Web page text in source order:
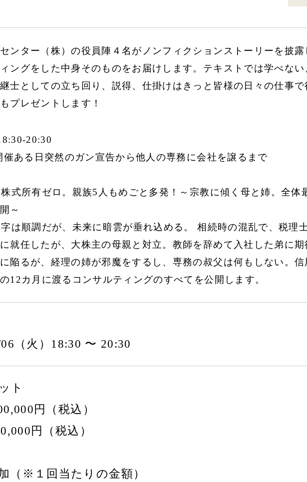
ンター（株）の役員陣４名がノンフィクションストーリーを披露
ングをした中身そのものをお届けします。テキストでは学べな
士としての立ち回り、説得、仕掛けはきっと皆様の日々の仕事で
プレゼントします！
20:30
ある日突然のガン宣告から他人の専務に会社を譲るまで
式所有ゼロ。親族5人もめごと多発！～宗教に傾く母と姉。全体
～
順調だが、未来に暗雲が垂れ込める。 相続時の混乱で、税理
就任したが、大株主の母親と対立。教師を辞めて入社した弟に期
陥るが、経理の姉が邪魔をするし、専務の叔父は何もしない。
12カ月に渡るコンサルティングのすべてを公開します。
（火）18:30 〜 20:30
ト
円（税込）
円（税込）
（※１回当たりの金額）